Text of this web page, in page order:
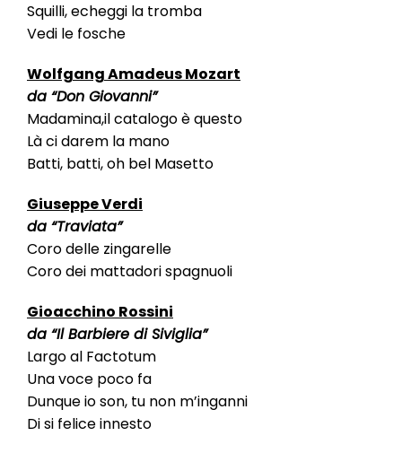
Squilli, echeggi la tromba
Vedi le fosche
Wolfgang Amadeus Mozart
da “Don Giovanni”
Madamina,il catalogo è questo
Là ci darem la mano
Batti, batti, oh bel Masetto
Giuseppe Verdi
da “Traviata”
Coro delle zingarelle
Coro dei mattadori spagnuoli
Gioacchino Rossini
da “Il Barbiere di Siviglia”
Largo al Factotum
Una voce poco fa
Dunque io son, tu non m’inganni
Di si felice innesto